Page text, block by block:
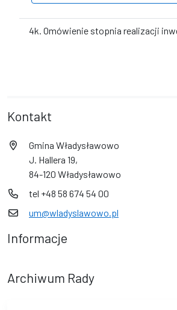
4k. Omówienie stopnia realizacji
Kontakt
Gmina Władysławowo
J. Hallera 19,
84-120 Władysławowo
tel +48 58 674 54 00
um@wladyslawowo.pl
Informacje
Archiwum Rady